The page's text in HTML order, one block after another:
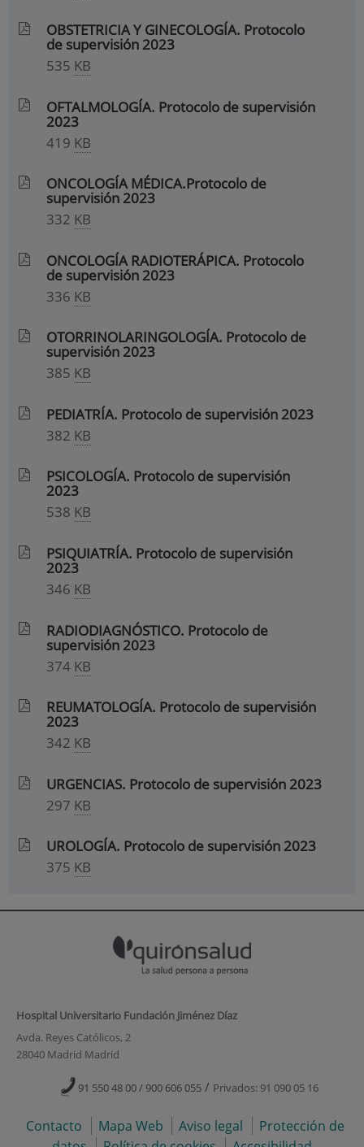
OBSTETRICIA Y GINECOLOGÍA. Protocolo
de supervisión 2023
535 KB
OFTALMOLOGÍA. Protocolo de supervisión
2023
419 KB
ONCOLOGÍA MÉDICA.Protocolo de
supervisión 2023
332 KB
ONCOLOGÍA RADIOTERÁPICA. Protocolo
de supervisión 2023
336 KB
OTORRINOLARINGOLOGÍA. Protocolo de
supervisión 2023
385 KB
PEDIATRÍA. Protocolo de supervisión 2023
382 KB
PSICOLOGÍA. Protocolo de supervisión
2023
538 KB
PSIQUIATRÍA. Protocolo de supervisión
2023
346 KB
RADIODIAGNÓSTICO. Protocolo de
supervisión 2023
374 KB
REUMATOLOGÍA. Protocolo de supervisión
2023
342 KB
URGENCIAS. Protocolo de supervisión 2023
297 KB
UROLOGÍA. Protocolo de supervisión 2023
375 KB
Hospital Universitario Fundación Jiménez Díaz
Avda. Reyes Católicos, 2
28040 Madrid Madrid
91 550 48 00 / 900 606 055 / Privados: 91 090 05 16
Contacto Mapa Web Aviso legal
Protección de